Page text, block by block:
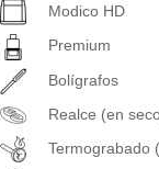
Modico HD
Premium
Bolígrafos
Realce (en
Termograbado